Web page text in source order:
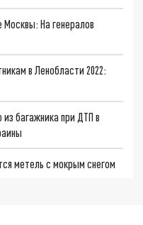
На генералов
в Ленобласти 2022:
багажника при ДТП в
метель с мокрым снегом